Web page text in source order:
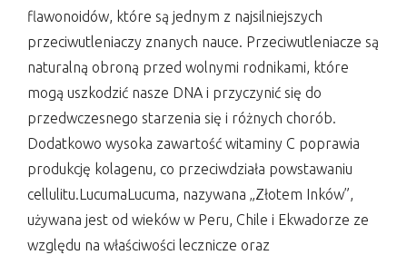
flawonoidów, które są jednym z najsilniejszych
przeciwutleniaczy znanych nauce. Przeciwutleniacze są
naturalną obroną przed wolnymi rodnikami, które
mogą uszkodzić nasze DNA i przyczynić się do
przedwczesnego starzenia się i różnych chorób.
Dodatkowo wysoka zawartość witaminy C poprawia
produkcję kolagenu, co przeciwdziała powstawaniu
cellulitu.LucumaLucuma, nazywana „Złotem Inków”,
używana jest od wieków w Peru, Chile i Ekwadorze ze
względu na właściwości lecznicze oraz